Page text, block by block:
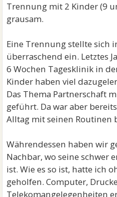
Trennung mit 2 Kinder (9
grausam.
Eine Trennung stellte sich
überraschend ein. Letztes
6 Wochen Tagesklinik in
Kinder haben viel
Das Thema Partnerschaft
geführt. Da war aber
Alltag mit seinen Routinen
Währendessen haben wir
Nachbar, wo seine schwer
ist. Wie es so ist, hatte ich
geholfen. Computer,
Telekomangelegenheiten